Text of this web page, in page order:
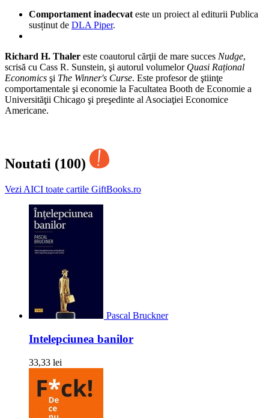
Comportament inadecvat este un proiect al editurii Publica
susținut de DLA Piper.
Richard H. Thaler este coautorul cărţii de mare succes Nudge,
scrisă cu Cass R. Sunstein, şi autorul volumelor Quasi Rațional
Economics şi The Winner's Curse. Este profesor de ştiinţe
comportamentale şi economie la Facultatea Booth de Economie a
Universităţii Chicago şi preşedinte al Asociaţiei Economice
Americane.
Noutati (100)
Vezi AICI toate cartile GiftBooks.ro
Pascal Bruckner
Intelepciunea banilor
33,33 lei